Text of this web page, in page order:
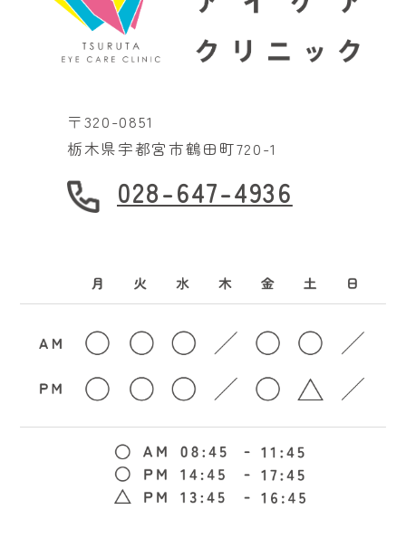
〒320-0851
栃木県宇都宮市鶴田町720-1
028-647-4936